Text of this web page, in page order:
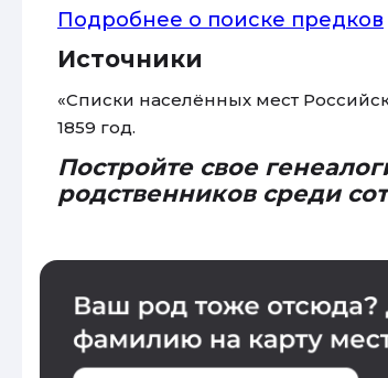
Подробнее о поиске предков
Источники
«Списки населённых мест
1859 год.
Постройте свое
родственников среди